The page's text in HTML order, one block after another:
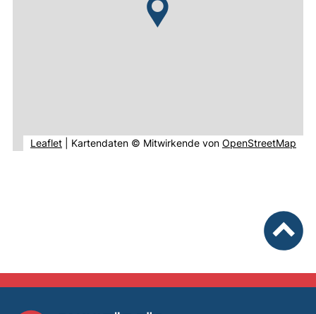
Leaflet(externer Link, öffnet neues Fenster).
Kartendaten © Mitwirkende von OpenStreetMap